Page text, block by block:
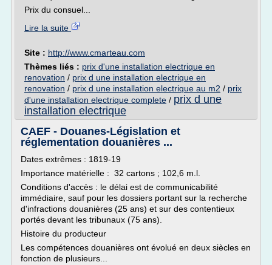
Prix du consuel...
Lire la suite
Site : http://www.cmarteau.com
Thèmes liés : prix d'une installation electrique en
renovation / prix d une installation electrique en
renovation / prix d une installation electrique au m2 / prix
d'une installation electrique complete / prix d une
installation electrique
CAEF - Douanes-Législation et
réglementation douanières ...
Dates extrêmes : 1819-19
Importance matérielle : 32 cartons ; 102,6 m.l.
Conditions d'accès : le délai est de communicabilité
immédiaire, sauf pour les dossiers portant sur la recherche
d'infractions douanières (25 ans) et sur des contentieux
portés devant les tribunaux (75 ans).
Histoire du producteur
Les compétences douanières ont évolué en deux siècles en
fonction de plusieurs...